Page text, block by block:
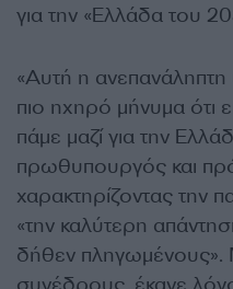
για την «Ελλάδα του
«Αυτή η
πιο ηχηρό μήνυμα ότι
πάμε μαζί για την
πρωθυπουργός και
χαρακτηρίζοντας την
«την καλύτερη
δήθεν